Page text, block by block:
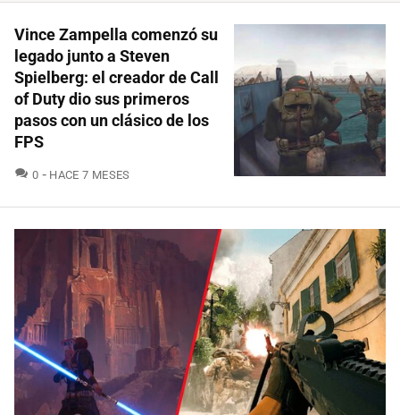
Vince Zampella comenzó su
legado junto a Steven
Spielberg: el creador de Call
of Duty dio sus primeros
pasos con un clásico de los
FPS
0 COMENTARIOS
HACE 7 MESES